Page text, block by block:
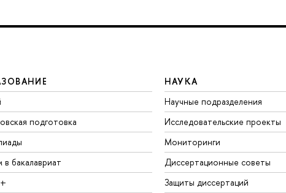
подготовка
бакалавриат
НАУКА
Научные подразделения
Исследовательские проекты
Мониторинги
Диссертационные советы
Защиты диссертаций